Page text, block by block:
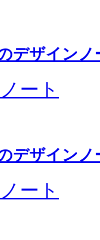
デザインノ
ート
デザインノ
ート